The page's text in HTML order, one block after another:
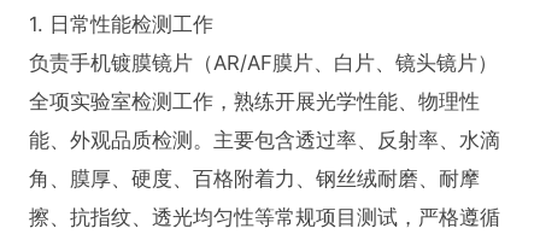
1. 日常性能检测工作
负责手机镀膜镜片（AR/AF膜片、白片、镜头镜片）
全项实验室检测工作，熟练开展光学性能、物理性
能、外观品质检测。主要包含透过率、反射率、水滴
角、膜厚、硬度、百格附着力、钢丝绒耐磨、耐摩
擦、抗指纹、透光均匀性等常规项目测试，严格遵循